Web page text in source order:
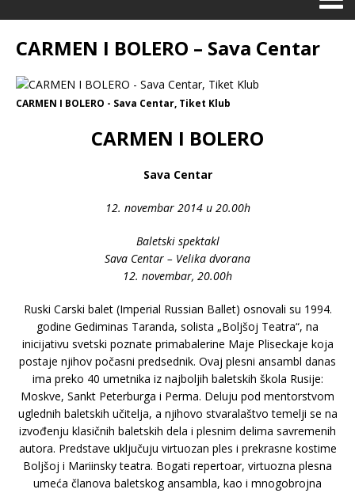
CARMEN I BOLERO – Sava Centar
CARMEN I BOLERO - Sava Centar, Tiket Klub
CARMEN I BOLERO
Sava Centar
12. novembar 2014 u 20.00h
Baletski spektakl
Sava Centar – Velika dvorana
12. novembar, 20.00h
Ruski Carski balet (Imperial Russian Ballet) osnovali su 1994.
godine Gediminas Taranda, solista „Boljšoj Teatra“, na
inicijativu svetski poznate primabalerine Maje Pliseckaje koja
postaje njihov počasni predsednik. Ovaj plesni ansambl danas
ima preko 40 umetnika iz najboljih baletskih škola Rusije:
Moskve, Sankt Peterburga i Perma. Deluju pod mentorstvom
uglednih baletskih učitelja, a njihovo stvaralaštvo temelji se na
izvođenju klasičnih baletskih dela i plesnim delima savremenih
autora. Predstave uključuju virtuozan ples i prekrasne kostime
Boljšoj i Mariinsky teatra. Bogati repertoar, virtuozna plesna
umeća članova baletskog ansambla, kao i mnogobrojna